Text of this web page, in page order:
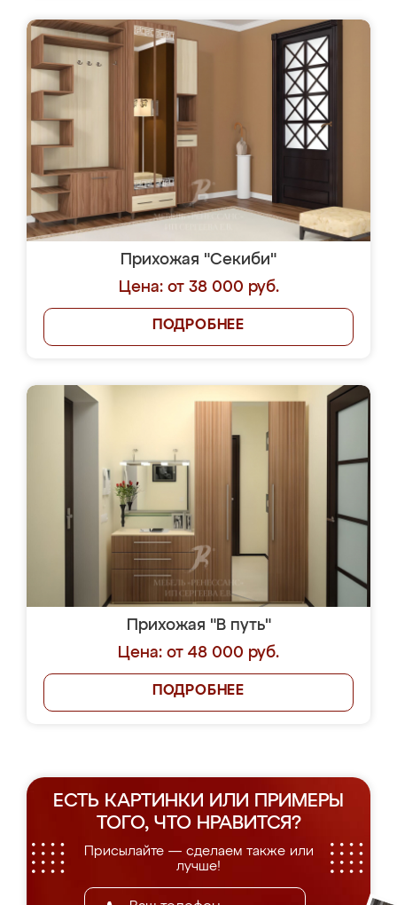
Прихожая "Секиби"
Цена: от 38 000 руб.
ПОДРОБНЕЕ
Прихожая "В путь"
Цена: от 48 000 руб.
ПОДРОБНЕЕ
ЕСТЬ КАРТИНКИ ИЛИ ПРИМЕРЫ
ТОГО, ЧТО НРАВИТСЯ?
Присылайте — сделаем также или
лучше!